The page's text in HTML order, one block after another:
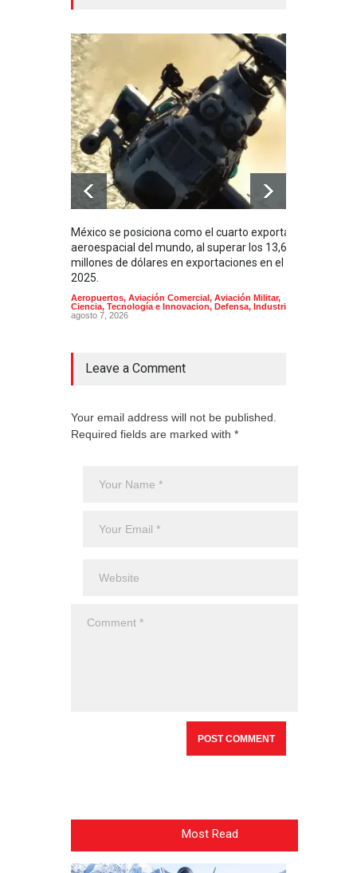
México se posiciona como el cuarto exportador
aeroespacial del mundo, al superar los 13,600
millones de dólares en exportaciones en el
2025.
Aeropuertos, Aviación Comercial , Aviación Militar,
Ciencia, Tecnología e Innovacion, Defensa, Industria
agosto 7, 2026
Leave a Comment
Your email address will not be published.
Required fields are marked with *
Most Read